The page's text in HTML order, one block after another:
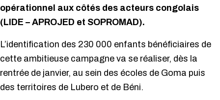
opérationnel aux côtés des acteurs congolais
(LIDE – APROJED et SOPROMAD).
L’identification des 230 000 enfants bénéficiaires de
cette ambitieuse campagne va se réaliser, dès la
rentrée de janvier, au sein des écoles de Goma puis
des territoires de Lubero et de Béni.